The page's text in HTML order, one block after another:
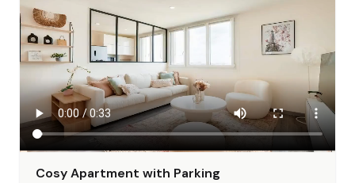
Cosy Apartment with Parking